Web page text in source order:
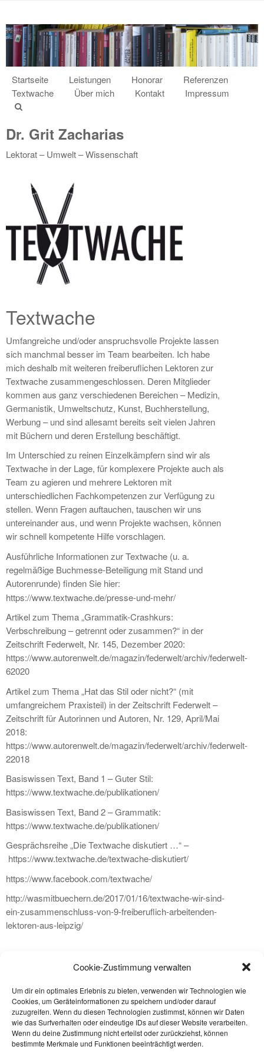
Cookie-Zustimmung verwalten
Um dir ein optimales Erlebnis zu bieten, verwenden wir Technologien wie
Cookies, um Geräteinformationen zu speichern und/oder darauf
zuzugreifen. Wenn du diesen Technologien zustimmst, können wir Daten
wie das Surfverhalten oder eindeutige IDs auf dieser Website verarbeiten.
Wenn du deine Zustimmung nicht erteilst oder zurückziehst, können
bestimmte Merkmale und Funktionen beeinträchtigt werden.
Startseite Leistungen Honorar
Referenzen
Textwache
Über mich Kontakt Impressum
Dr. Grit Zacharias
Lektorat – Umwelt – Wissenschaft
Textwache
Umfangreiche und/oder anspruchsvolle Projekte lassen
sich manchmal besser im Team bearbeiten. Ich habe
mich deshalb mit weiteren freiberuflichen Lektoren zur
Textwache zusammengeschlossen. Deren Mitglieder
kommen aus ganz verschiedenen Bereichen – Medizin,
Germanistik, Umweltschutz, Kunst, Buchherstellung,
Werbung – und sind allesamt bereits seit vielen Jahren
mit Büchern und deren Erstellung beschäftigt.
Im Unterschied zu reinen Einzelkämpfern sind wir als
Textwache in der Lage, für komplexere Projekte auch als
Team zu agieren und mehrere Lektoren mit
unterschiedlichen Fachkompetenzen zur Verfügung zu
stellen. Wenn Fragen auftauchen, tauschen wir uns
untereinander aus, und wenn Projekte wachsen, können
wir schnell kompetente Hilfe vorschlagen.
Ausführliche Informationen zur Textwache (u. a.
regelmäßige Buchmesse-Beteiligung mit Stand und
Autorenrunde) finden Sie hier:
https://www.textwache.de/presse-und-mehr/
Artikel zum Thema „Grammatik-Crashkurs:
Verbschreibung – getrennt oder zusammen?“ in der
Zeitschrift Federwelt, Nr. 145, Dezember 2020:
https://www.autorenwelt.de/magazin/federwelt/archiv/federwelt-
62020
Artikel zum Thema „Hat das Stil oder nicht?“ (mit
umfangreichem Praxisteil) in der Zeitschrift Federwelt –
Zeitschrift für Autorinnen und Autoren, Nr. 129, April/Mai
2018:
https://www.autorenwelt.de/magazin/federwelt/archiv/federwelt-
22018
Basiswissen Text, Band 1 – Guter Stil:
https://www.textwache.de/publikationen/
Basiswissen Text, Band 2 – Grammatik:
https://www.textwache.de/publikationen/
Gesprächsreihe „Die Textwache diskutiert …“ –
https://www.textwache.de/textwache-diskutiert/
https://www.facebook.com/textwache/
http://wasmitbuechern.de/2017/01/16/textwache-wir-sind-
ein-zusammenschluss-von-9-freiberuflich-arbeitenden-
lektoren-aus-leipzig/